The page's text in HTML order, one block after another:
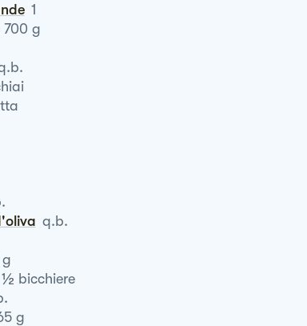
1
700 g
q.b.
g
½ bicchiere
g